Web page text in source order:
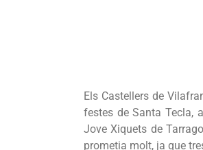
Els Castellers de
festes de Santa Tecla,
Jove Xiquets de
prometia molt, ja que